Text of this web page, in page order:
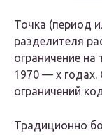
Точка (период
разделителя
ограничение на
1970 — х годах.
ограничений
Традиционно